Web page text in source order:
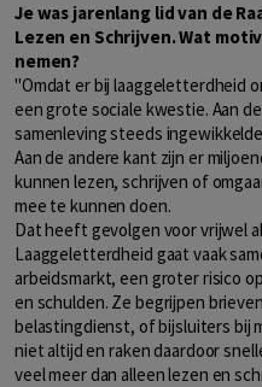
Je was jarenlang lid van de
Lezen en Schrijven. Wat
nemen?
"Omdat er bij laaggeletterdheid
een grote sociale kwestie. Aan
samenleving steeds
Aan de andere kant zijn er
kunnen lezen, schrijven of
mee te kunnen doen.
Dat heeft gevolgen voor vrijwel
Laaggeletterdheid gaat vaak
arbeidsmarkt, een groter risico
en schulden. Ze begrijpen
belastingdienst, of bijsluiters bij
niet altijd en raken daardoor
veel meer dan alleen lezen en